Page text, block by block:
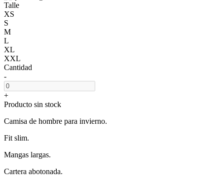
Talle
XS
S
M
L
XL
XXL
Cantidad
-
+
Producto sin stock
Camisa de hombre para invierno.
Fit slim.
Mangas largas.
Cartera abotonada.